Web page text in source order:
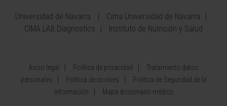
Universidad de Navarra
Cima Universidad de Navarra
CIMA LAB Diagnostics
Instituto de Nutrición y Salud
Aviso legal Política de privacidad
Tratamiento datos
personales
Política de cookies
Política de Seguridad de la
Información
Mapa diccionario médico